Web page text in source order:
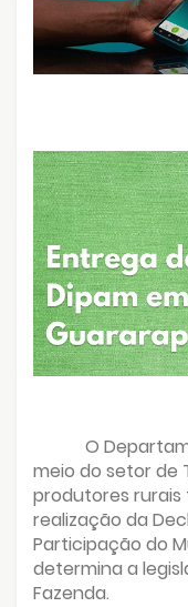
O
meio do setor de
produtores rurais
realização da
Participação do
determina a
Fazenda.